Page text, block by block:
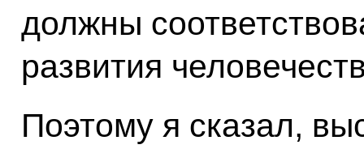
должны
развития
Поэтому я сказал,